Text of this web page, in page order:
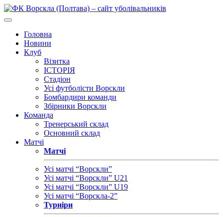
Головна
Новини
Клуб
Візитка
ІСТОРІЯ
Стадіон
Усі футболісти Ворскли
Бомбардири команди
Збірники Ворскли
Команда
Тренерський склад
Основний склад
Матчі
Матчі
Усі матчі “Ворскли”
Усі матчі “Ворскли” U21
Усі матчі “Ворскли” U19
Усі матчі “Ворскла-2”
Турніри